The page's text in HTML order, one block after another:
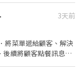
h起
3天前
後續將顧客點餐訊息通